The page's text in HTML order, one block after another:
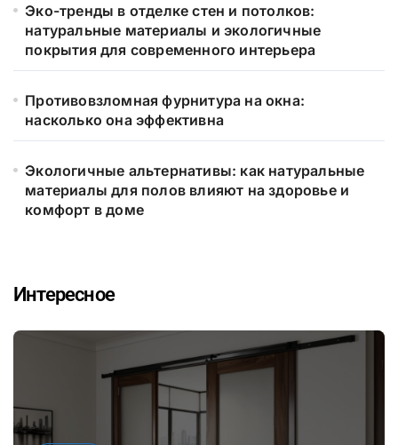
Эко-тренды в отделке стен и потолков:
натуральные материалы и экологичные
покрытия для современного интерьера
Противовзломная фурнитура на окна:
насколько она эффективна
Экологичные альтернативы: как натуральные
материалы для полов влияют на здоровье и
комфорт в доме
Интересное